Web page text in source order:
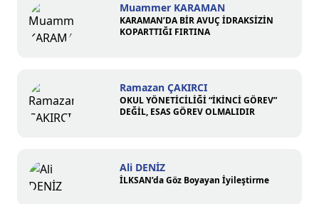
Muammer KARAMAN
KARAMAN’DA BİR AVUÇ İDRAKSİZİN
KOPARTTIĞI FIRTINA
Ramazan ÇAKIRCI
OKUL YÖNETİCİLİĞİ “İKİNCİ GÖREV”
DEĞİL, ESAS GÖREV OLMALIDIR
Ali DENİZ
İLKSAN’da Göz Boyayan İyileştirme